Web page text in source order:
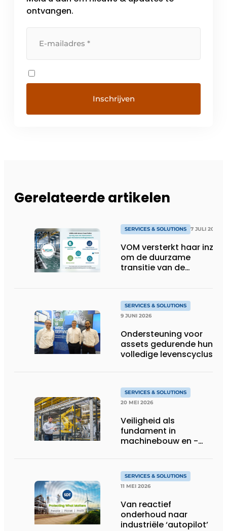
ontvangen.
Gerelateerde artikelen
SERVICES & SOLUTIONS 7 JULI 2026
VOM versterkt haar inzet
om de duurzame
transitie van de
SERVICES & SOLUTIONS
9 JUNI 2026
Ondersteuning voor
assets gedurende hun
volledige levenscyclus
SERVICES & SOLUTIONS
20 MEI 2026
Veiligheid als
fundament in
machinebouw en -
SERVICES & SOLUTIONS
11 MEI 2026
Van reactief
onderhoud naar
industriële ‘autopilot’